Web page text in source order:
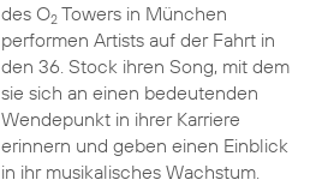
des O2Towers in München
performen Artists auf der Fahrt in
den 36. Stock ihren Song, mit dem
sie sich an einen bedeutenden
Wendepunkt in ihrer Karriere
erinnern und geben einen Einblick
in ihr musikalisches Wachstum.